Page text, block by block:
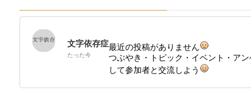
文字依存症
たった今
最近の投稿がありません
つぶやき・トピック・イベント・ア
して参加者と交流しよう